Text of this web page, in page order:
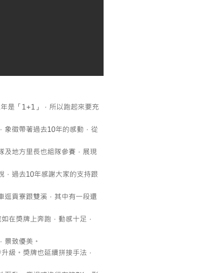
是「1+1」，所以跑起來要充
象徵帶著過去10年的感動，從
及地方里長也組隊參賽，展現
，過去10年感謝大家的支持跟
逛貢寮跟雙溪，其中有一段還
在獎牌上奔跑，動感十足，
景致優美。
級。獎牌也延續拼接手法，